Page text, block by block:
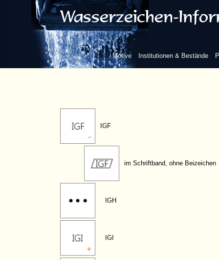
Motive Institutionen & Bestände
IFQ
IFS
IGF
im Schriftband, ohne Beizeichen
IGH
IGI